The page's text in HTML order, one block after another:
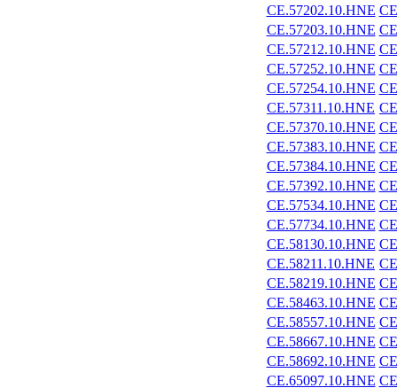
CE.57202.10.HNE
CE.57203.10.HNE
CE.57212.10.HNE
CE.57252.10.HNE
CE.57254.10.HNE
CE.57311.10.HNE
CE.57370.10.HNE
CE.57383.10.HNE
CE.57384.10.HNE
CE.57392.10.HNE
CE.57534.10.HNE
CE.57734.10.HNE
CE.58130.10.HNE
CE.58211.10.HNE
CE.58219.10.HNE
CE.58463.10.HNE
CE.58557.10.HNE
CE.58667.10.HNE
CE.58692.10.HNE
CE.65097.10.HNE